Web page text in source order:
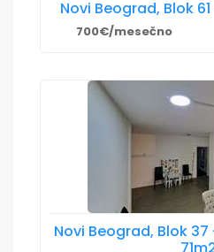
Novi Beograd, Blok
700€/mesečno
Novi Beograd, Blok